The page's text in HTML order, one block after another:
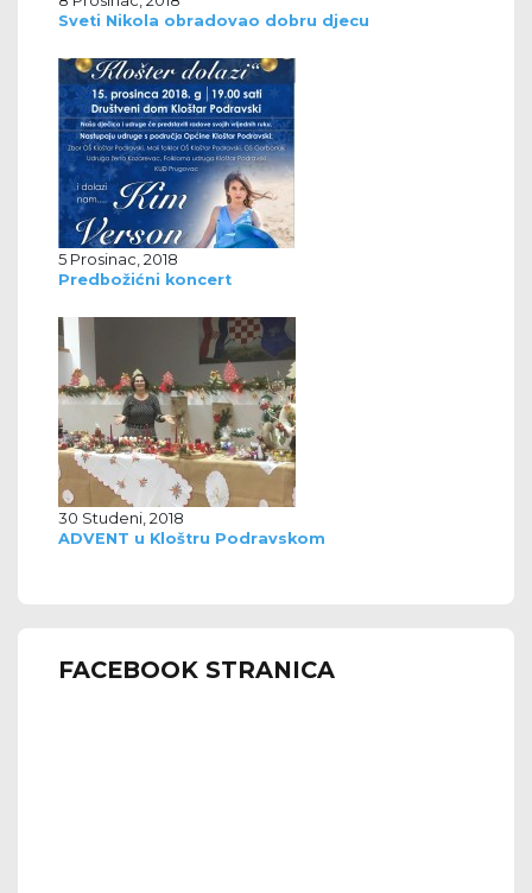
Sveti Nikola obradovao dobru djecu
5 Prosinac, 2018
Predbožićni koncert
30 Studeni, 2018
ADVENT u Kloštru Podravskom
FACEBOOK STRANICA